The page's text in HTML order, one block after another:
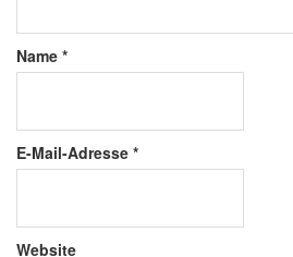
Name *
E-Mail-Adresse *
Website